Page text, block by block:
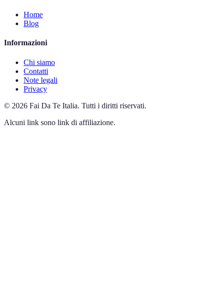
Home
Blog
Informazioni
Chi siamo
Contatti
Note legali
Privacy
© 2026 Fai Da Te Italia. Tutti i diritti riservati.
Alcuni link sono link di affiliazione.